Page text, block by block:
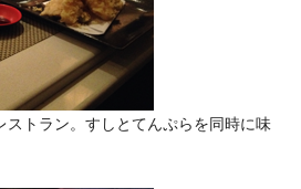
ストラン。すしとてんぷらを同時に味